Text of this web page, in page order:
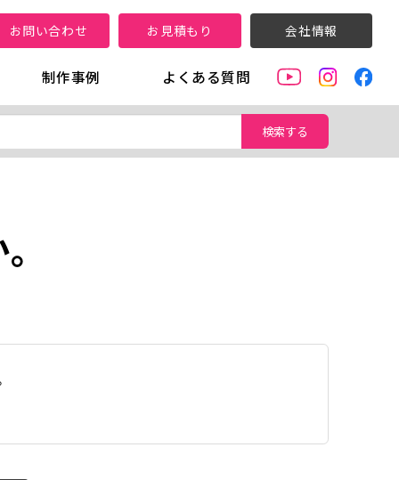
お問い合わせ お見積もり 会社情報
制作事例 よくある質問
検索する